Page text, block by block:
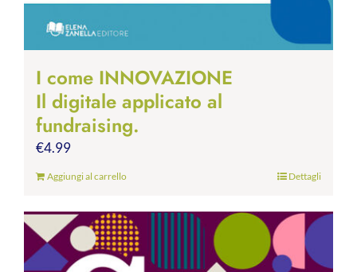
I come INNOVAZIONE
Il digitale applicato al
fundraising.
€4.99
Aggiungi al carrello Dettagli